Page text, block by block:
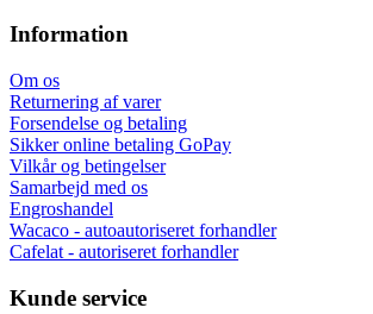
Information
Om os
Returnering af varer
Forsendelse og betaling
Sikker online betaling GoPay
Vilkår og betingelser
Samarbejd med os
Engroshandel
Wacaco - autoautoriseret forhandler
Cafelat - autoriseret forhandler
Kunde service